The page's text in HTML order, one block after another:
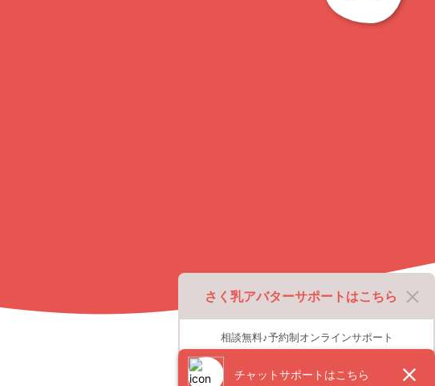
さく乳アバターサポートはこちら
相談無料♪予約制オンラインサポート